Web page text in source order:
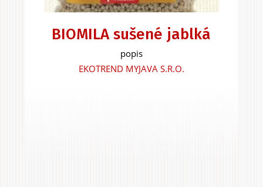
BIOMILA sušené jablká
popis
EKOTREND MYJAVA S.R.O.